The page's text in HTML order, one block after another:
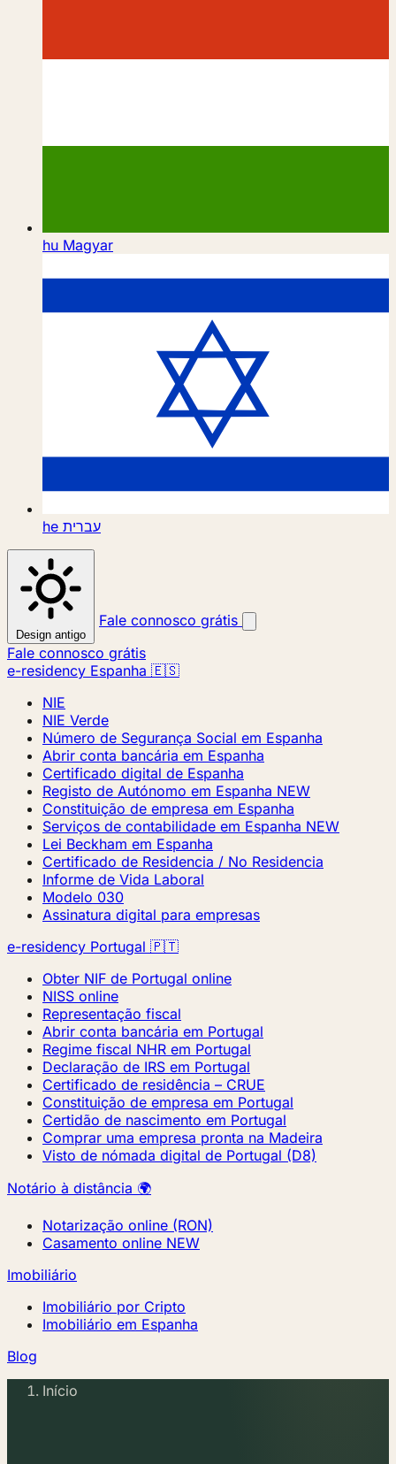
hu Magyar
he עברית
Design antigo
Fale connosco grátis
Fale connosco grátis
e-residency Espanha 🇪🇸
NIE
NIE Verde
Número de Segurança Social em Espanha
Abrir conta bancária em Espanha
Certificado digital de Espanha
Registo de Autónomo em Espanha NEW
Constituição de empresa em Espanha
Serviços de contabilidade em Espanha NEW
Lei Beckham em Espanha
Certificado de Residencia / No Residencia
Informe de Vida Laboral
Modelo 030
Assinatura digital para empresas
e-residency Portugal 🇵🇹
Obter NIF de Portugal online
NISS online
Representação fiscal
Abrir conta bancária em Portugal
Regime fiscal NHR em Portugal
Declaração de IRS em Portugal
Certificado de residência – CRUE
Constituição de empresa em Portugal
Certidão de nascimento em Portugal
Comprar uma empresa pronta na Madeira
Visto de nómada digital de Portugal (D8)
Notário à distância 🌍
Notarização online (RON)
Casamento online NEW
Imobiliário
Imobiliário por Cripto
Imobiliário em Espanha
Blog
Início